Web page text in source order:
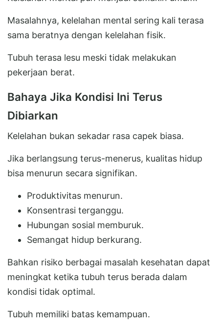
Masalahnya, kelelahan mental sering kali terasa
sama beratnya dengan kelelahan fisik.
Tubuh terasa lesu meski tidak melakukan
pekerjaan berat.
Bahaya Jika Kondisi Ini Terus
Dibiarkan
Kelelahan bukan sekadar rasa capek biasa.
Jika berlangsung terus-menerus, kualitas hidup
bisa menurun secara signifikan.
Produktivitas menurun.
Konsentrasi terganggu.
Hubungan sosial memburuk.
Semangat hidup berkurang.
Bahkan risiko berbagai masalah kesehatan dapat
meningkat ketika tubuh terus berada dalam
kondisi tidak optimal.
Tubuh memiliki batas kemampuan.